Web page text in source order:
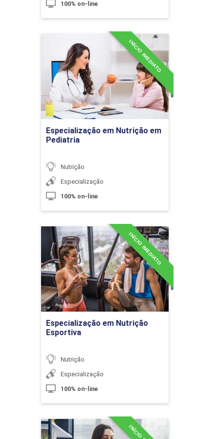
Tecnologia para Hortaliças
10h
Processamento de Sucos:
Classificação
10h
Processamento de Sucos:
Deterioração e Métodos de
Conservação
Beneficiamento e Armazenagem
100% on-line
Especialização em Nutrição em
Pediatria
INÍCIO IMEDIATO
Nutrição
Especialização
100% on-line
Especialização em Nutrição
em Pediatria
Detalhes do curso
Ir para Inscrição
Especialização em Nutrição
Esportiva
INÍCIO IMEDIATO
Nutrição
Especialização
100% on-line
Especialização em Nutrição
Esportiva
Detalhes do curso
Ir para Inscrição
Especialização em Nutrição